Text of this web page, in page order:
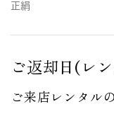
正絹
ご返却日(レ
ご来店レンタル